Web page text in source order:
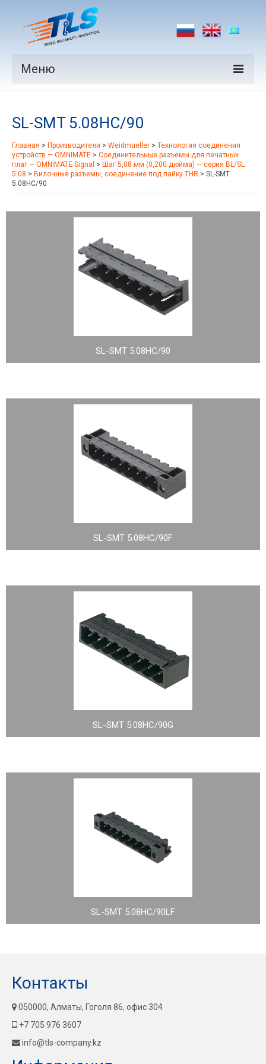
Меню
Производители
Рынки
Новости
SL-SMT 5.08HC/90
Главная > Производители > Weidmueller > Технология соединения
устройств — OMNIMATE > Соединительные разъемы для печатных
плат — OMNIMATE Signal > Шаг 5,08 мм (0,200 дюйма) — серия BL/SL
5.08 > Вилочные разъемы, соединение под пайку THR > SL-SMT
5.08HC/90
SL-SMT 5.08HC/90
SL-SMT 5.08HC/90F
SL-SMT 5.08HC/90G
SL-SMT 5.08HC/90LF
Контакты
050000, Алматы, Гоголя 86, офис 304
+7 705 976 3607
info@tls-company.kz